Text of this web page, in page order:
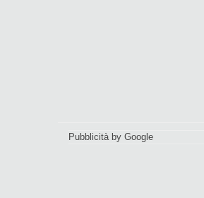
Pubblicità by Google